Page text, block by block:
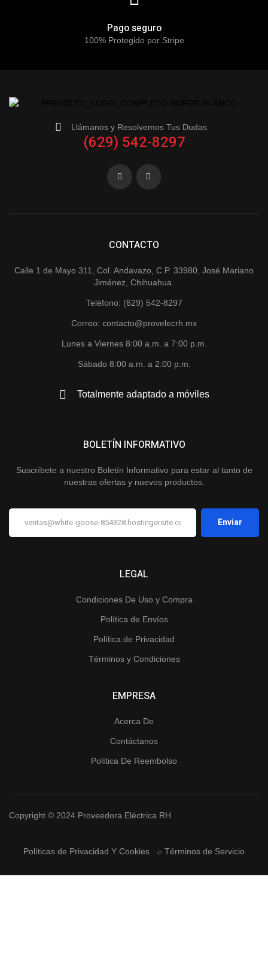
Pago seguro
100% Protegido por Stripe
Llámanos y Resolvemos Tus Dudas
(629) 542-8297
CONTACTO
Calle 1 de Mayo 311, Col. Andavazo, C.P. 33980, José Mariano
Jiménez, Chihuahua.
Teléfono: (629) 542-8297
Correo: contacto@provelecrh.mx
Lunes a Viernes 8:00 a.m. a 7:00 p.m.
Sábado 8:00 a.m. a 2:00 p.m.
Totalmente adaptado a móviles
LEGAL
Condiciones De Uso y Compra
Política de Envíos
Política de Privacidad
Términos y Condiciones
EMPRESA
Acerca De
Contáctanos
Política De Reembolso
BOLETÍN INFORMATIVO
Suscríbete a nuestro Boletín Informativo para estar al tanto de
nuestras ofertas y nuevos productos.
Copyright © 2024 Proveedora Eléctrica RH
Políticas de Privacidad Y Cookies Términos de Servicio